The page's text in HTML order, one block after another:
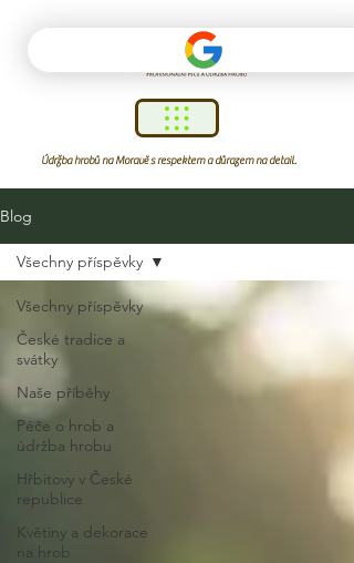
Údržba hrobů na Moravě s respektem a důrazem na detail.
Blog
Všechny příspěvky
České tradice a
svátky
Naše příběhy
Péče o hrob a
údržba hrobu
Hřbitovy v České
republice
Květiny a dekorace
na hrob
Všechny příspěvky